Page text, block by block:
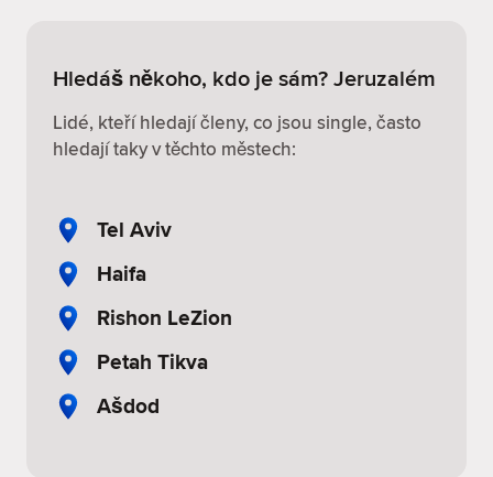
Hledáš někoho, kdo je sám? Jeruzalém
Lidé, kteří hledají členy, co jsou single, často
hledají taky v těchto městech:
Tel Aviv
Haifa
Rishon LeZion
Petah Tikva
Ašdod